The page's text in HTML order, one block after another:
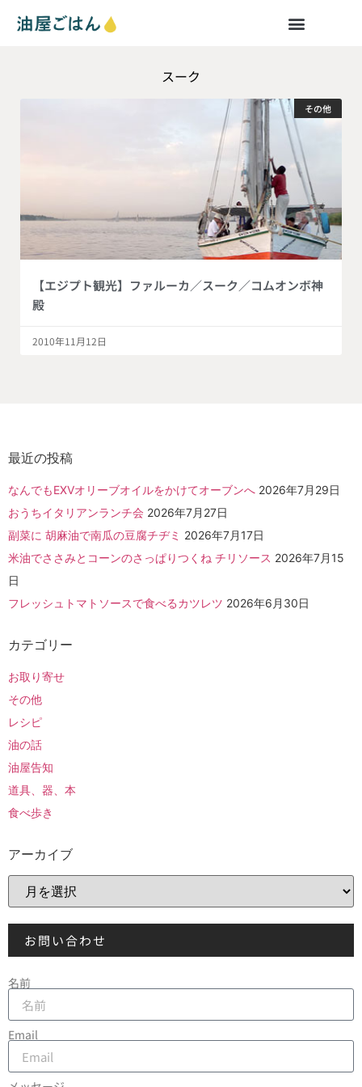
スーク
その他
【エジプト観光】ファルーカ／スーク／コムオンボ神
殿
2010年11月12日
最近の投稿
なんでもEXVオリーブオイルをかけてオーブンへ 2026年7月29日
おうちイタリアンランチ会 2026年7月27日
副菜に 胡麻油で南瓜の豆腐チヂミ 2026年7月17日
米油でささみとコーンのさっぱりつくね チリソース 2026年7月15
日
フレッシュトマトソースで食べるカツレツ 2026年6月30日
カテゴリー
お取り寄せ
その他
レシピ
油の話
油屋告知
道具、器、本
食べ歩き
アーカイブ
お問い合わせ
名前
Email